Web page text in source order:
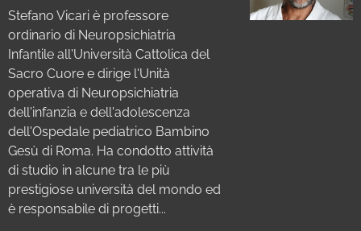
Stefano Vicari è professore
ordinario di Neuropsichiatria
Infantile all'Università Cattolica del
Sacro Cuore e dirige l'Unità
operativa di Neuropsichiatria
dell'infanzia e dell'adolescenza
dell'Ospedale pediatrico Bambino
Gesù di Roma. Ha condotto attività
di studio in alcune tra le più
prestigiose università del mondo ed
è responsabile di progetti...